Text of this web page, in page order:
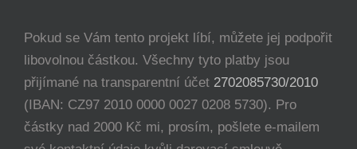
Pokud se Vám tento projekt líbí, můžete jej podpořit
libovolnou částkou. Všechny tyto platby jsou
přijímané na transparentní účet 2702085730/2010
(IBAN: CZ97 2010 0000 0027 0208 5730). Pro
částky nad 2000 Kč mi, prosím, pošlete e-mailem